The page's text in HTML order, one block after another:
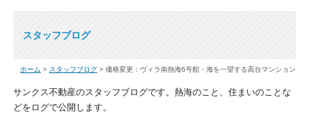
スタッフブログ
ホーム > スタッフブログ > 価格変更：ヴィラ南熱海6号館・海を一望する高台マンション
サンクス不動産のスタッフブログです。熱海のこと、住まいのことな
どをログで公開します。